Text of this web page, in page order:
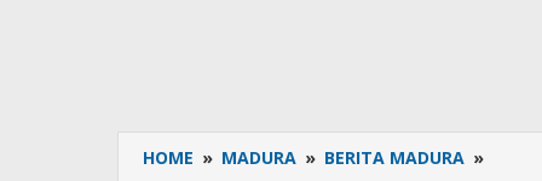
HOME » MADURA » BERITA MADURA »